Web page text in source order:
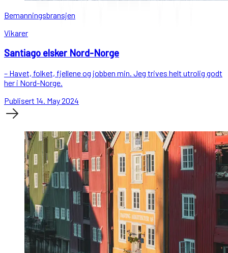
Bemanningsbransjen
Vikarer
Santiago elsker Nord-Norge
– Havet, folket, fjellene og jobben min. Jeg trives helt utrolig godt
her i Nord-Norge.
Publisert 14. May 2024